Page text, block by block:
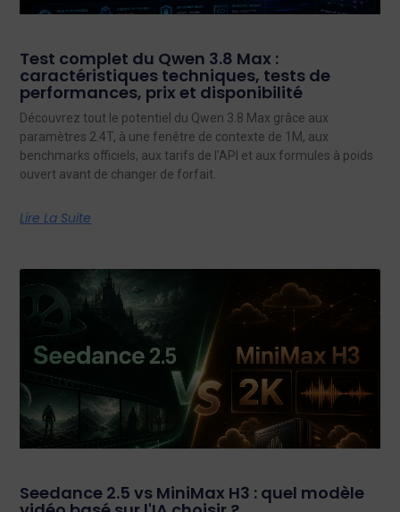
Test complet du Qwen 3.8 Max :
caractéristiques techniques, tests de
performances, prix et disponibilité
Découvrez tout le potentiel du Qwen 3.8 Max grâce aux
paramètres 2.4T, à une fenêtre de contexte de 1M, aux
benchmarks officiels, aux tarifs de l'API et aux formules à poids
ouvert avant de changer de forfait.
Lire La Suite
Seedance 2.5 vs MiniMax H3 : quel modèle